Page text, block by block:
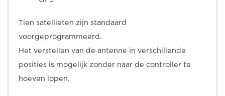
Tien satellieten zijn standaard
voorgeprogrammeerd.
Het verstellen van de antenne in verschillende
posities is mogelijk zonder naar de controller te
hoeven lopen.